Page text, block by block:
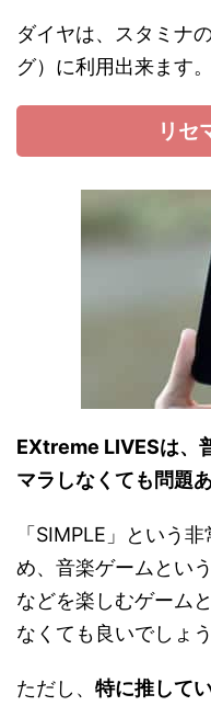
ダイヤは、スタミナ
グ）に利用出来ます。
リセ
EXtreme LIVESは、
マラしなくても問題
「SIMPLE」という
め、音楽ゲームとい
などを楽しむゲーム
なくても良いでしょう
ただし、 特に推して